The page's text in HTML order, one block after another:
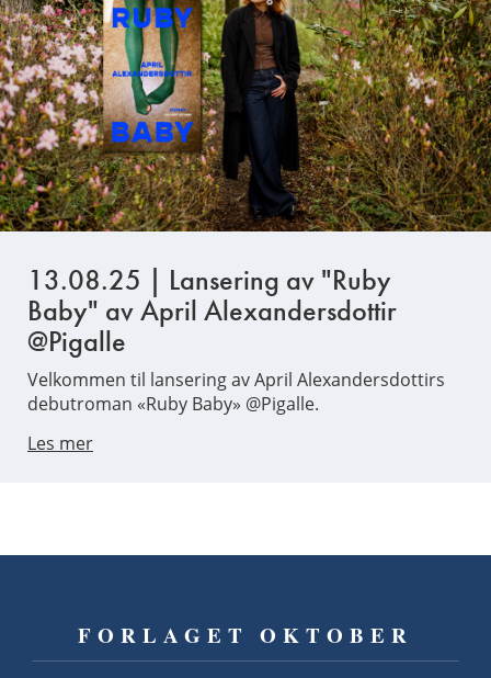
13.08.25 | Lansering av "Ruby
Baby" av April Alexandersdottir
@Pigalle
Velkommen til lansering av April Alexandersdottirs
debutroman «Ruby Baby» @Pigalle.
Les mer
FORLAGET OKTOBER